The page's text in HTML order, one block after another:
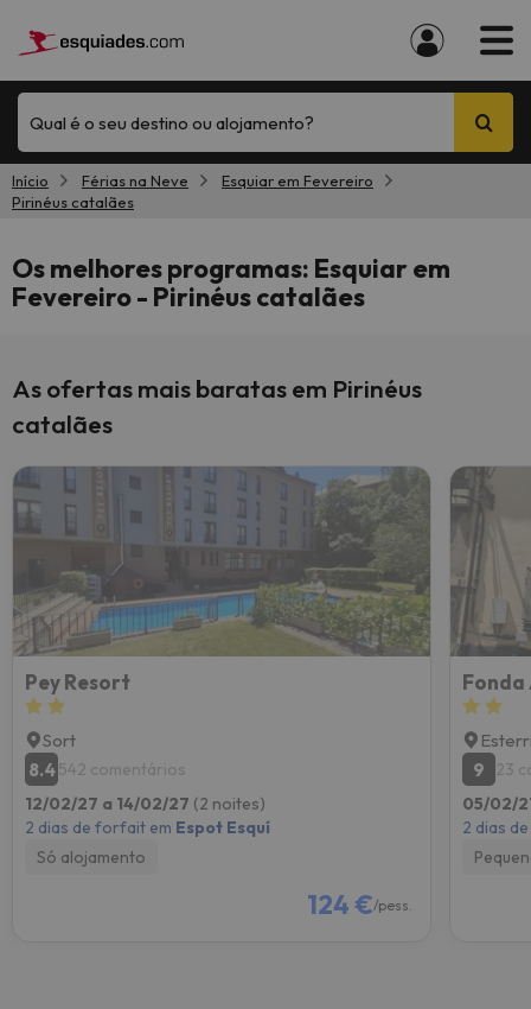
Qual é o seu destino ou alojamento?
Início Férias na Neve
Esquiar em Fevereiro
Pirinéus catalães
Os melhores programas: Esquiar em
Fevereiro - Pirinéus catalães
As ofertas mais baratas em Pirinéus
catalães
Pey Resort
Sort
8.4542 comentários
12/02/27 a 14/02/27 (2 noites)
2 dias de forfait em Espot Esquí
Só alojamento
124 €/pess.
9
23
05/02/
2 dias